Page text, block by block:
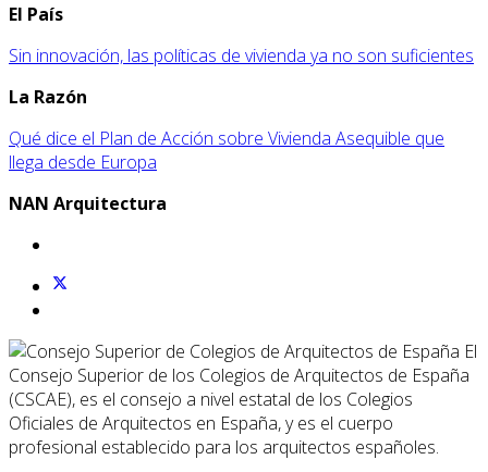
El País
Sin innovación, las políticas de vivienda ya no son suficientes
La Razón
Qué dice el Plan de Acción sobre Vivienda Asequible que
llega desde Europa
NAN Arquitectura
El
Consejo Superior de los Colegios de Arquitectos de España
(CSCAE), es el consejo a nivel estatal de los Colegios
Oficiales de Arquitectos en España, y es el cuerpo
profesional establecido para los arquitectos españoles.